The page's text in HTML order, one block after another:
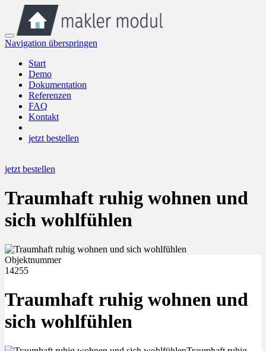
Navigation überspringen
Start
Demo
Dokumentation
Referenzen
FAQ
Kontakt
jetzt bestellen
jetzt bestellen
Traumhaft ruhig wohnen und
sich wohlfühlen
Objektnummer
14255
Traumhaft ruhig wohnen und
sich wohlfühlen